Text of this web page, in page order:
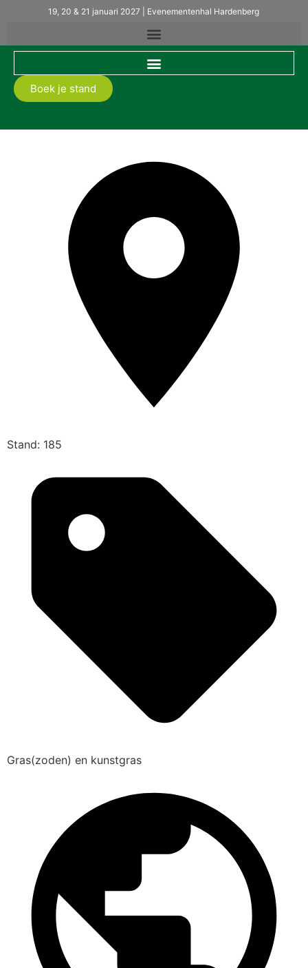
19, 20 & 21 januari 2027 | Evenementenhal Hardenberg
Boek je stand
Stand: 185
Gras(zoden) en kunstgras